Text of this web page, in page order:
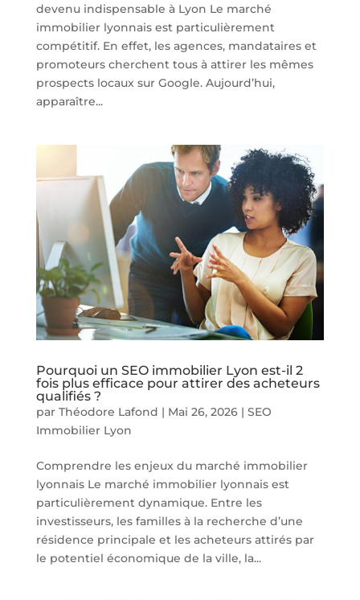
devenu indispensable à Lyon Le marché
immobilier lyonnais est particulièrement
compétitif. En effet, les agences, mandataires et
promoteurs cherchent tous à attirer les mêmes
prospects locaux sur Google. Aujourd’hui,
apparaître...
Pourquoi un SEO immobilier Lyon est-il 2
fois plus efficace pour attirer des acheteurs
qualifiés ?
par Théodore Lafond | Mai 26, 2026| SEO
Immobilier Lyon
Comprendre les enjeux du marché immobilier
lyonnais Le marché immobilier lyonnais est
particulièrement dynamique. Entre les
investisseurs, les familles à la recherche d’une
résidence principale et les acheteurs attirés par
le potentiel économique de la ville, la...